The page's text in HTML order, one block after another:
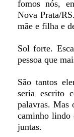
fomos nós,
Nova Prata/
mãe e filha e
Sol forte.
pessoa que
São tantos
seria escrito
palavras. Mas
caminho lindo
juntas.